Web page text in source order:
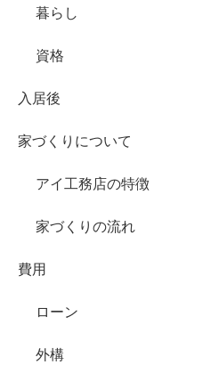
暮らし
資格
入居後
家づくりについて
アイ工務店の特徴
家づくりの流れ
費用
ローン
外構